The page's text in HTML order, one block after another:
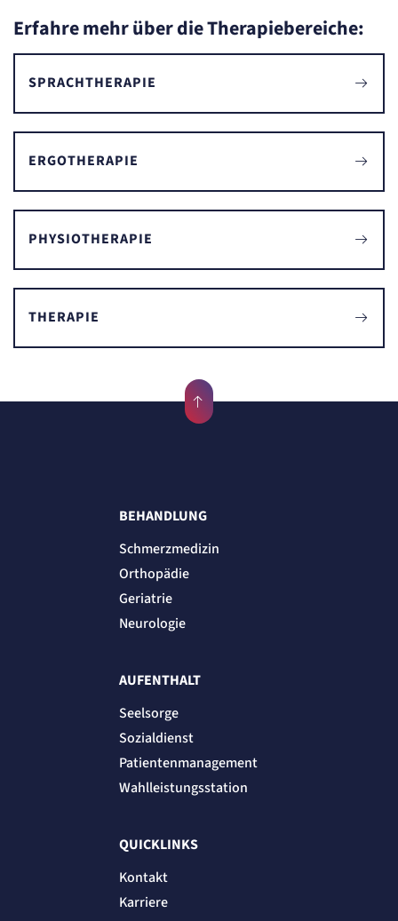
Erfahre mehr über die Therapiebereiche:
SPRACHTHERAPIE
ERGOTHERAPIE
PHYSIOTHERAPIE
THERAPIE
BEHANDLUNG
Schmerzmedizin
Orthopädie
Geriatrie
Neurologie
AUFENTHALT
Seelsorge
Sozialdienst
Patientenmanagement
Wahlleistungsstation
QUICKLINKS
Kontakt
Karriere